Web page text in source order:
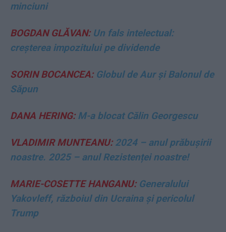
minciuni
BOGDAN GLĂVAN:Un fals intelectual:
creșterea impozitului pe dividende
SORIN BOCANCEA:Globul de Aur și Balonul de
Săpun
DANA HERING:M-a blocat Călin Georgescu
VLADIMIR MUNTEANU:2024 – anul prăbușirii
noastre. 2025 – anul Rezistenței noastre!
MARIE-COSETTE HANGANU:Generalului
Yakovleff, războiul din Ucraina și pericolul
Trump